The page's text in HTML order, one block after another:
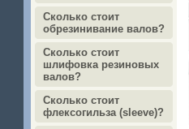
Сколько стоит
обрезинивание валов?
Сколько стоит
шлифовка резиновых
валов?
Сколько стоит
флексогильза (sleeve)?